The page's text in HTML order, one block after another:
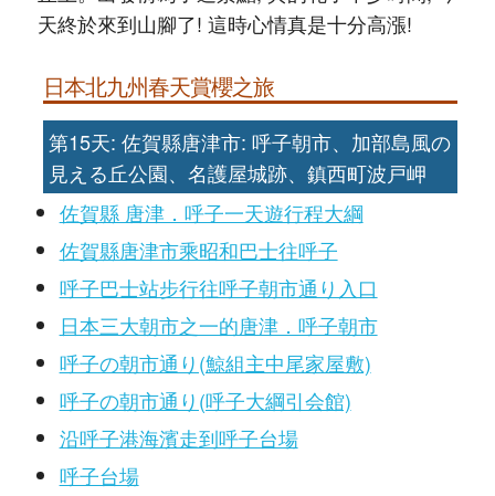
天終於來到山腳了! 這時心情真是十分高漲!
日本北九州春天賞櫻之旅
第15天: 佐賀縣唐津市: 呼子朝市、加部島風の
見える丘公園、名護屋城跡、鎮西町波戸岬
佐賀縣 唐津．呼子一天遊行程大綱
佐賀縣唐津市乘昭和巴士往呼子
呼子巴士站步行往呼子朝市通り入口
日本三大朝市之一的唐津．呼子朝市
呼子の朝市通り(鯨組主中尾家屋敷)
呼子の朝市通り(呼子大綱引会館)
沿呼子港海濱走到呼子台場
呼子台場